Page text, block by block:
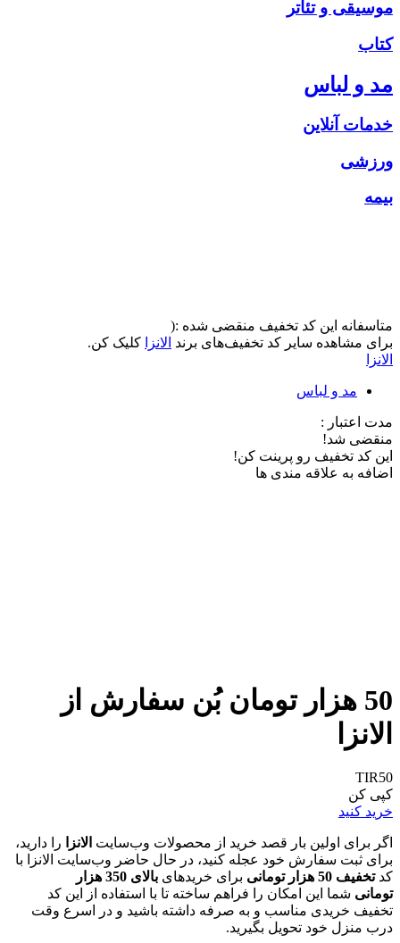
موسیقی و تئاتر
کتاب
مد و لباس
خدمات آنلاین
ورزشی
بیمه
متاسفانه این کد تخفیف منقضی شده :(
برای مشاهده سایر کد تخفیف‌های برند الانزا
کلیک کن.
الانزا
مد و لباس
مدت اعتبار :
منقضی شد!
این کد تخفیف رو پرینت کن!
اضافه به علاقه مندی ها
50 هزار تومان بُن سفارش از
الانزا
TIR50
کپی کن
خرید کنید
اگر برای اولین بار قصد خرید از محصولات وب‌سایت الانزا
را دارید،
برای ثبت سفارش خود عجله کنید، در حال حاضر وب‌سایت الانزا با
کدتخفیف 50 هزار تومانی برای خریدهای بالای
350 هزار
تومانی شما این امکان را فراهم ساخته تا با استفاده از این کد
تخفیف خریدی مناسب و به صرفه داشته باشید و در اسرع وقت
درب منزل خود تحویل بگیرید.